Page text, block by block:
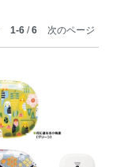
1-6/6 次のページ